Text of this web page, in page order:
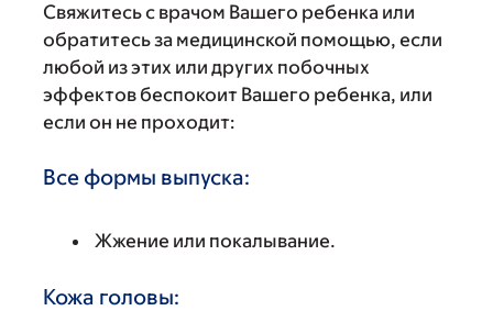
Свяжитесь с врачом Вашего ребенка или
обратитесь за медицинской помощью, если
любой из этих или других побочных
эффектов беспокоит Вашего ребенка, или
если он не проходит:
Все формы выпуска:
Жжение или покалывание.
Кожа головы: